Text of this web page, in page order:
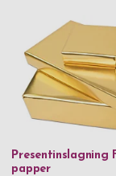
Presentinslagning
papper